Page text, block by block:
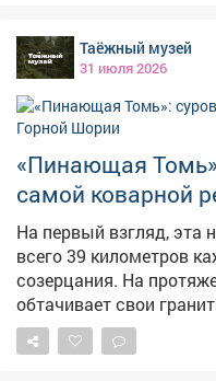
интерактивный виджет. Заявки принимаются до 10
августа, победителя
жителей Кемерова нет
мониторинга качества
сторонними сайтами
где публикуют
Таёжный музей
31 июля 2026
«Пинающая
самой коварной
На первый взгляд, эта
всего 39 километров
созерцания. На
обтачивает свои
причудливые формы,
отсекающий всё лишнее. Теба - левый приток Томи.